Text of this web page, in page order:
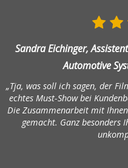
Sandra Eichinger,
Automotive
„Tja, was soll ich sagen, der
echtes Must-Show bei
Die Zusammenarbeit mit
gemacht. Ganz besonders